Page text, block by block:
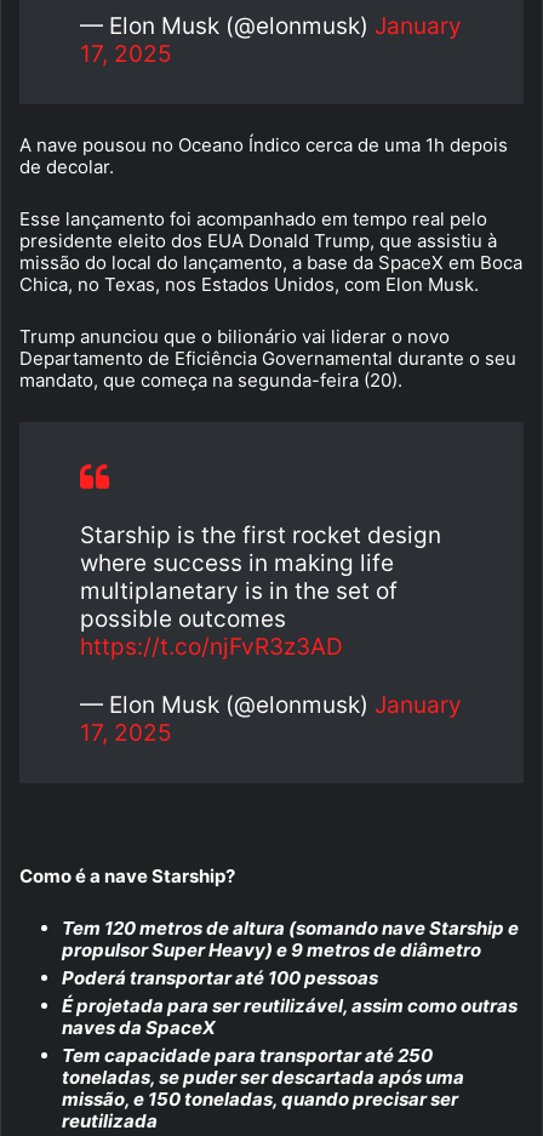
— Elon Musk (@elonmusk) January
17, 2025
A nave pousou no Oceano Índico cerca de uma 1h depois
de decolar.
Esse lançamento foi acompanhado em tempo real pelo
presidente eleito dos EUA Donald Trump, que assistiu à
missão do local do lançamento, a base da SpaceX em Boca
Chica, no Texas, nos Estados Unidos, com Elon Musk.
Trump anunciou que o bilionário vai liderar o novo
Departamento de Eficiência Governamental durante o seu
mandato, que começa na segunda-feira (20).
Starship is the first rocket design
where success in making life
multiplanetary is in the set of
possible outcomes
https://t.co/njFvR3z3AD
— Elon Musk (@elonmusk) January
17, 2025
Como é a nave Starship?
Tem 120 metros de altura (somando nave Starship e
propulsor Super Heavy) e 9 metros de diâmetro
Poderá transportar até 100 pessoas
É projetada para ser reutilizável, assim como outras
naves da SpaceX
Tem capacidade para transportar até 250
toneladas, se puder ser descartada após uma
missão, e 150 toneladas, quando precisar ser
reutilizada